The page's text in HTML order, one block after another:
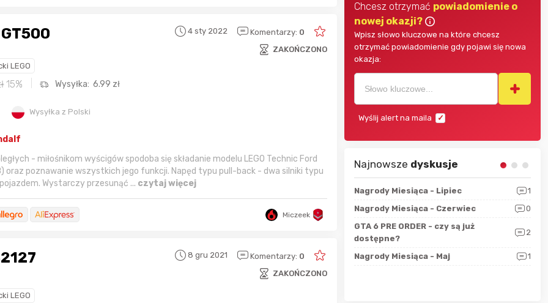
4 sty 2022 Komentarzy: 0
ZAKOŃCZONO
LEGO
15% Wysyłka: 6.99 zł
Wysyłka z Polski
- miłośnikom wyścigów spodoba się składanie modelu LEGO Technic Ford
oraz poznawanie wszystkich jego funkcji. Napęd typu pull-back - dwa silniki typu
Wystarczy przesunąć ... czytaj więcej
Miczeek
8 gru 2021 Komentarzy: 0
ZAKOŃCZONO
LEGO
Chcesz otrzymać powiadomienie o
nowej okazji?
Wpisz słowo kluczowe na które chcesz
otrzymać powiadomienie gdy pojawi się nowa
okazja:
Wyślij alert na maila
Najnowsze dyskusje
Sferis - czemu odstrasza?
Czy moze ktos to jakos logicznie
Nagrody Miesiąca - Marzec
Nagrody Miesiąca - Lipiec
1
Nagrody Miesiąca - Czerwiec
0
GTA 6 PRE ORDER - czy są już
dostępne?
2
Nagrody Miesiąca - Maj 1